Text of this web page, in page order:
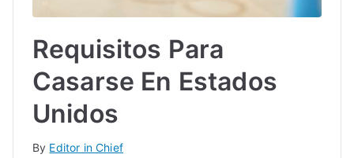
R
Requisitos Para
Casarse En Estados
Unidos
By Editor in Chief